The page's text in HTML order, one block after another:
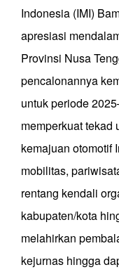
Indonesia (IMI)
apresiasi
Provinsi Nusa
pencalonannya
untuk periode
memperkuat tekad
kemajuan otomotif
mobilitas,
rentang kendali
kabupaten/kota
melahirkan
kejurnas hingga